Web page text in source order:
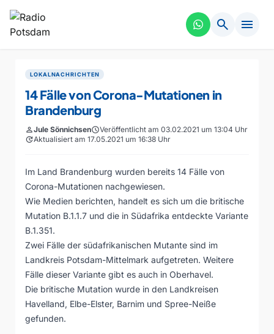
search menu
LOKALNACHRICHTEN
14 Fälle von Corona-Mutationen in
Brandenburg
personJule SönnichsenscheduleVeröffentlicht am 03.02.2021 um 13:04 Uhr
updateAktualisiert am 17.05.2021 um 16:38 Uhr
Im Land Brandenburg wurden bereits 14 Fälle von
Corona-Mutationen nachgewiesen.
Wie Medien berichten, handelt es sich um die britische
Mutation B.1.1.7 und die in Südafrika entdeckte Variante
B.1.351.
Zwei Fälle der südafrikanischen Mutante sind im
Landkreis Potsdam-Mittelmark aufgetreten. Weitere
Fälle dieser Variante gibt es auch in Oberhavel.
Die britische Mutation wurde in den Landkreisen
Havelland, Elbe-Elster, Barnim und Spree-Neiße
gefunden.